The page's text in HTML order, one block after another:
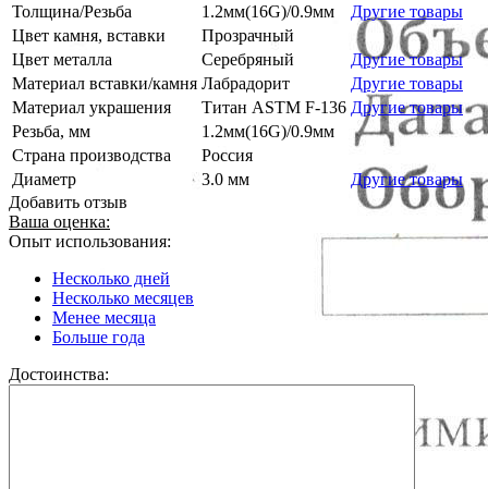
Толщина/Резьба
1.2мм(16G)/0.9мм
Другие товары
Цвет камня, вставки
Прозрачный
Цвет металла
Серебряный
Другие товары
Материал вставки/камня Лабрадорит
Другие товары
Материал украшения
Титан ASTM F-136 Другие товары
Резьба, мм
1.2мм(16G)/0.9мм
Страна производства
Россия
Диаметр
3.0 мм
Другие товары
Добавить отзыв
Ваша оценка:
Опыт использования:
Несколько дней
Несколько месяцев
Менее месяца
Больше года
Достоинства: